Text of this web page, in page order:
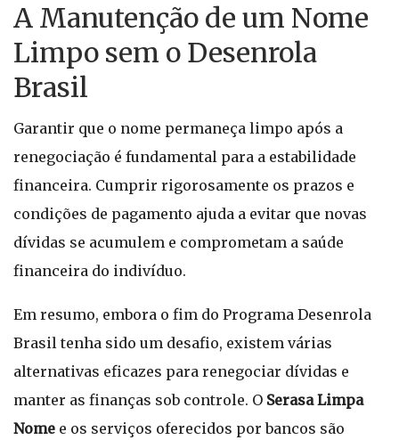
A Manutenção de um Nome
Limpo sem o Desenrola
Brasil
Garantir que o nome permaneça limpo após a
renegociação é fundamental para a estabilidade
financeira. Cumprir rigorosamente os prazos e
condições de pagamento ajuda a evitar que novas
dívidas se acumulem e comprometam a saúde
financeira do indivíduo.
Em resumo, embora o fim do Programa Desenrola
Brasil tenha sido um desafio, existem várias
alternativas eficazes para renegociar dívidas e
manter as finanças sob controle. O Serasa Limpa
Nome e os serviços oferecidos por bancos são